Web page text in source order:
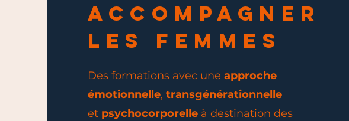
ACCOMPAGNER
LES FEMMES
Des formations avec une approche
émotionnelle, transgénérationnelle
et psychocorporelle à destination des